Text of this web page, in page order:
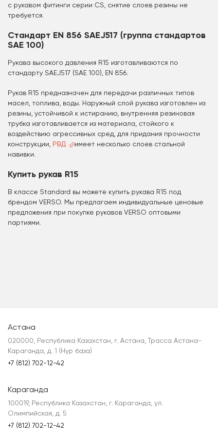
с рукавом фитинги серии CS, снятие слоев резины не
требуется.
Стандарт EN 856 SAEJ517 (группа стандартов
SAE 100)
Рукава высокого давления R15 изготавливаются по
стандарту SAEJ517 (SAE 100), EN 856.
Рукав R15 предназначен для передачи различных типов
масел, топлива, воды. Наружный слой рукава изготовлен из
резины, устойчивой к истиранию, внутренняя резиновая
трубка изготавливается из материала, стойкого к
воздействию агрессивных сред, для придания прочности
конструкции, РВД
имеет несколько слоев стальной
навивки.
Купить рукав R15
В классе Standard вы можете купить рукава R15 под
брендом VERSO. Мы предлагаем индивидуальные ценовые
предложения при покупке рукавов VERSO оптовыми
партиями.
Астана
020000, Республика Казахстан, г. Астана, Трасса Астана-
Караганда, д. 1 (Нур база)
+7 (812) 702-12-42
Караганда
100019, Республика Казахстан, г. Караганда, ул.
Олимпийская, д. 5
+7 (812) 702-12-42